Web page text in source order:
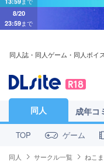
8/20
23:59まで
同人誌・同人ゲーム・同人ボイ
同人 成年コ
TOP ゲーム
同人 サークル一覧 ねこ